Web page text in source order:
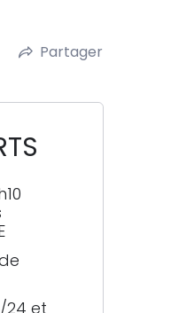
Partager
24 et